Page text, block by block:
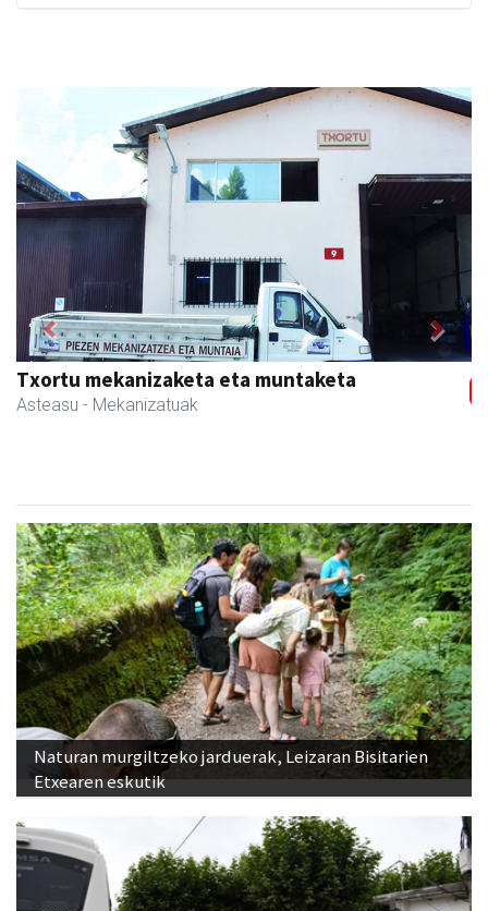
Txortu mekanizaketa eta muntaketa
Asteasu - Mekanizatuak
Previous Next
Naturan murgiltzeko jarduerak, Leizaran Bisitarien
Etxearen eskutik